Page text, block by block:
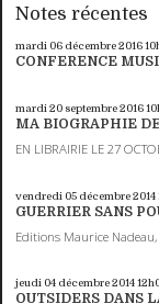
Notes récentes
mardi 06 décembre 2016
CONFERENCE
mardi 20 septembre 2016
MA BIOGRAPHIE
EN LIBRAIRIE LE 27
vendredi 05 décembre 2014
GUERRIER SANS
Editions Maurice Nadeau,
jeudi 04 décembre 2014
OUTSIDERS DANS